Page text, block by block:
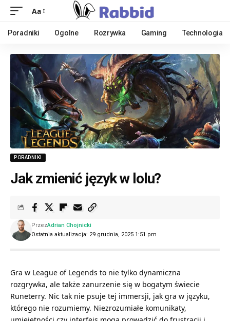
Aa
Poradniki Ogolne Rozrywka Gaming Technologia
PORADNIKI
Jak zmienić język w lolu?
Ostatnia aktualizacja: 29 grudnia, 2025 1:51 pm
PrzezAdrian Chojnicki
Gra w League of Legends to nie tylko dynamiczna
rozgrywka, ale także zanurzenie się w bogatym świecie
Runeterry. Nic tak nie psuje tej immersji, jak gra w języku,
którego nie rozumiemy. Niezrozumiałe komunikaty,